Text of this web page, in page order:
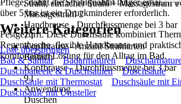
Strahl, einfacher Strahl + Massagestrahl
Massagestrahl 2
Handbrause - Durchflussmenge bei 3 bar
7 l
Kopfbrause - Anzahl Strahlarten
Einfach
Kopfbrause - Durchflussmenge bei 3 bar
9 l
Anwendung
Duschen
Pflege, damit die Strahlqualität länger erhalten
über 5 bar ist ein Druckminderer erforderlich.
Festgezurrt: Diese Duschsäule kombiniert
Regendusche, flexible Handbrause und
komfortablen Lösung für den Alltag im Bad.
Weitere Kategorien
Liste überspringen
Bad & Sanitär
Badarmaturen
Duschpaneele & Duschsäulen
Duschsäule
Duschsäule mit Thermostat
Duschsäule mit
Duschsäule mit Umsteller